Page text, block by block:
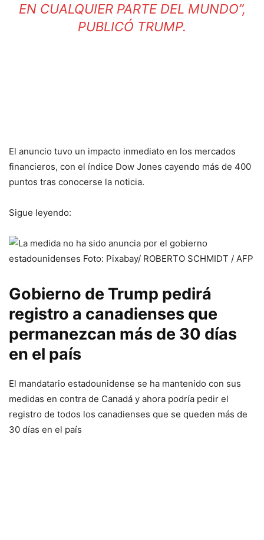
EN CUALQUIER PARTE DEL MUNDO”,
PUBLICÓ TRUMP.
El anuncio tuvo un impacto inmediato en los mercados
financieros, con el índice Dow Jones cayendo más de 400
puntos tras conocerse la noticia.
Sigue leyendo:
Gobierno de Trump pedirá
registro a canadienses que
permanezcan más de 30 días
en el país
El mandatario estadounidense se ha mantenido con sus
medidas en contra de Canadá y ahora podría pedir el
registro de todos los canadienses que se queden más de
30 días en el país